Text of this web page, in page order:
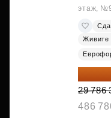
этаж,
Живите
25
29 786
486